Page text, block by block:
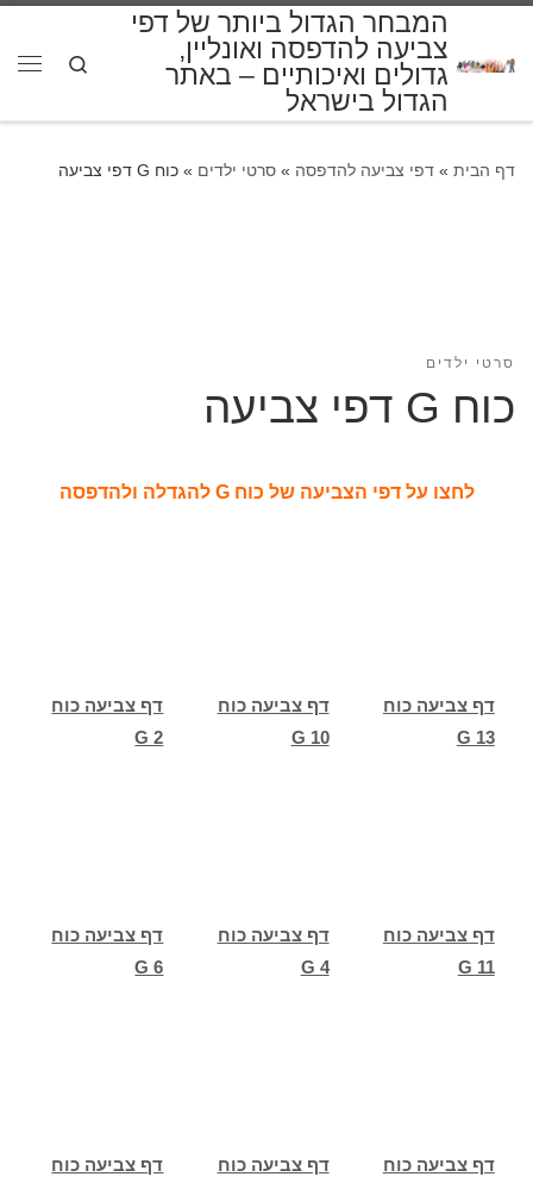
המבחר הגדול ביותר של דפי
צביעה להדפסה ואונליין,
גדולים ואיכותיים – באתר
הגדול בישראל
Search
דף הבית » דפי צביעה להדפסה » סרטי ילדים » כוח G דפי צביעה
סרטי ילדים
כוח G דפי צביעה
לחצו על דפי הצביעה של כוח G להגדלה ולהדפסה
דף צביעה כוח
G 2
דף צביעה כוח
G 10
דף צביעה כוח
G 13
דף צביעה כוח
G 6
דף צביעה כוח
G 4
דף צביעה כוח
G 11
דף צביעה כוח
דף צביעה כוח
דף צביעה כוח